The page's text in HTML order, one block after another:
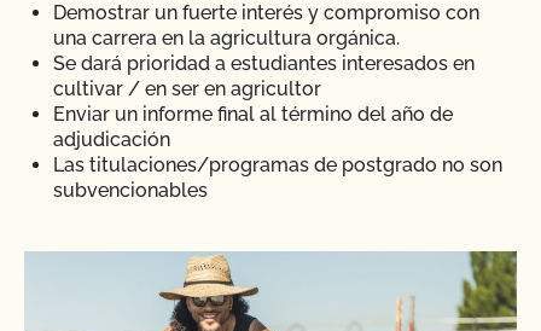
Demostrar un fuerte interés y compromiso con
una carrera en la agricultura orgánica.
Se dará prioridad a estudiantes interesados en
cultivar / en ser en agricultor
Enviar un informe final al término del año de
adjudicación
Las titulaciones/programas de postgrado no son
subvencionables